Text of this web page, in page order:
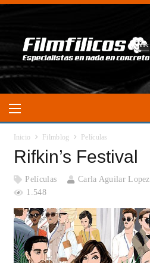
Inicio Filmblog Películas
Rifkin’s Festival
Películas Carla Aguilar Lopez
1.548